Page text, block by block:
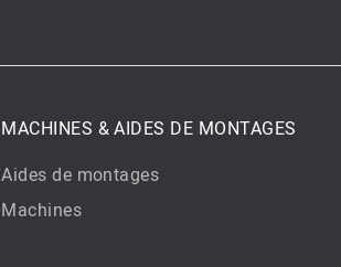
MACHINES & AIDES DE MONTAGES
Aides de montages
Machines